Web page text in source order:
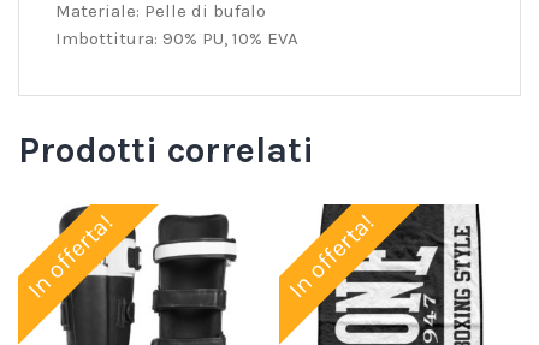
Materiale: Pelle di bufalo
Imbottitura: 90% PU, 10% EVA
Prodotti correlati
In offerta! In offerta!